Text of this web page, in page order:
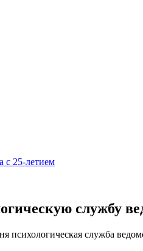
с 25-летием
службу
служба